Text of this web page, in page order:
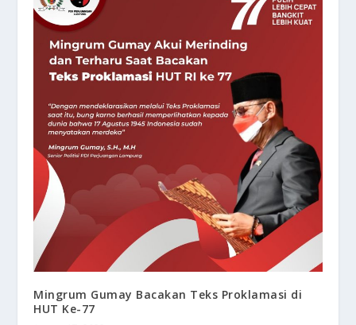
Mingrum Gumay Bacakan Teks Proklamasi di
HUT Ke-77